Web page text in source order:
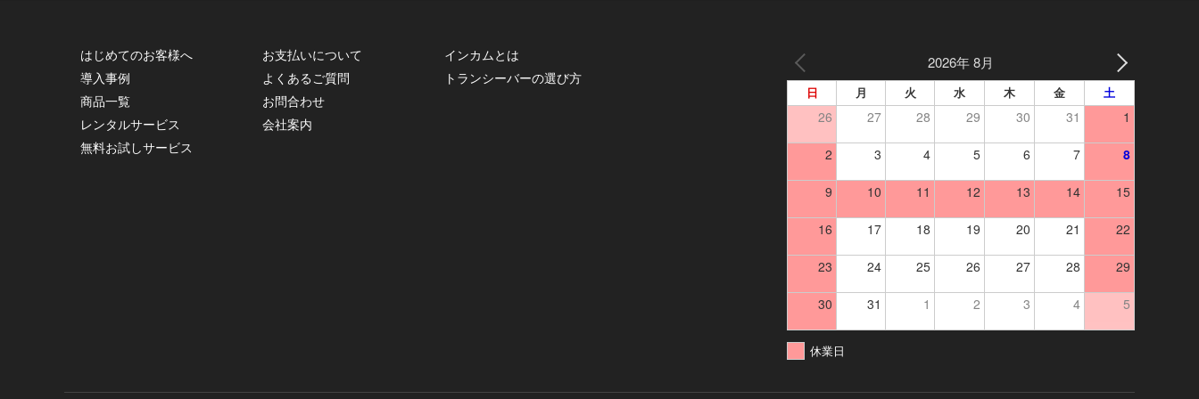
はじめてのお客様へ
導入事例
商品一覧
レンタルサービス
無料お試しサービス
お支払いについて
よくあるご質問
お問合わせ
会社案内
インカムとは
トランシーバーの選び方
2026年 8月
日 月 火 水 木 金 土
26 27 28 29 30 31 1
2 3 4 5 6 7 8
9 10 11 12 13 14 15
16 17 18 19 20 21 22
23 24 25 26 27 28 29
30 31 1 2 3 4 5
休業日